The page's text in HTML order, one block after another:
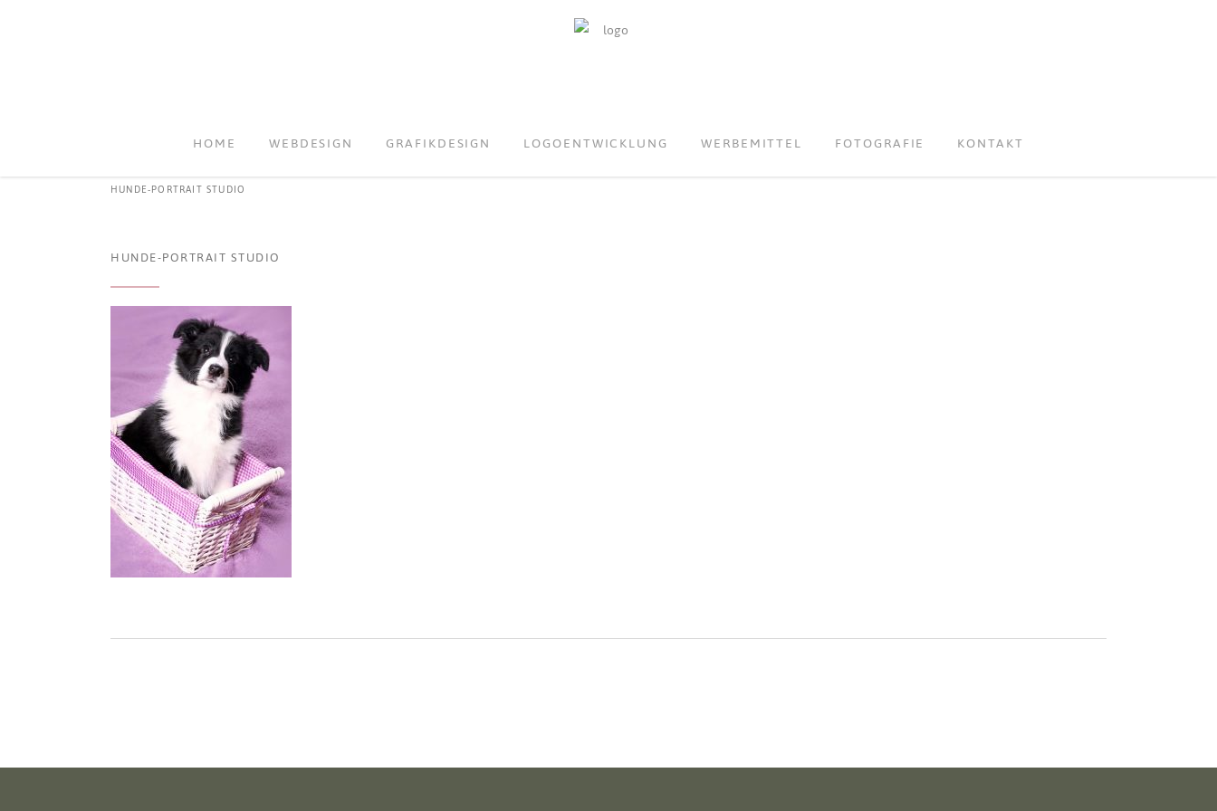
HOME WEBDESIGN GRAFIKDESIGN LOGOENTWICKLUNG WERBEMITTEL FOTOGRAFIE KONTAKT
HUNDE-PORTRAIT STUDIO
HUNDE-PORTRAIT STUDIO